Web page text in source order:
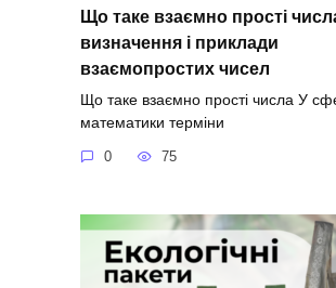
Що таке взаємно прості
визначення і приклади
взаємопростих чисел
Що таке взаємно прості числа У
математики терміни
0 75